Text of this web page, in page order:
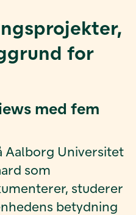
for
med fem
Aalborg Universitet
som
studerer
betydning